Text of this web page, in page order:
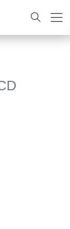
ARA